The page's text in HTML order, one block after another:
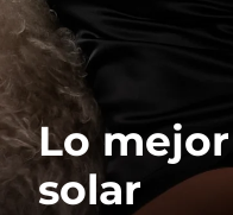
Lo
solar